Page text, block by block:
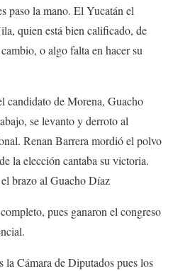
paso la mano. El Yucatán el
quien está bien calificado, de
o algo falta en hacer su
candidato de Morena, Guacho
se levanto y derroto al
Renan Barrera mordió el polvo
la elección cantaba su victoria.
brazo al Guacho Díaz
pues ganaron el congreso
la Cámara de Diputados pues los